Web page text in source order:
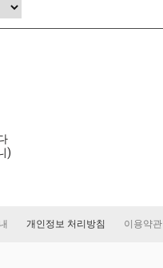
)
개인정보 처리방침 이용약관